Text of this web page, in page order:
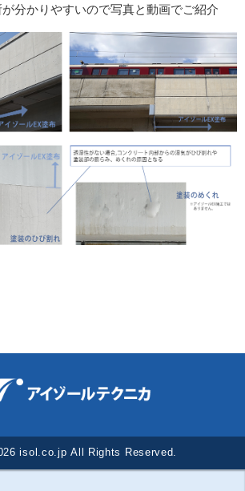
分かりやすいので写真と動画でご紹介
isol.co.jp All Rights Reserved.